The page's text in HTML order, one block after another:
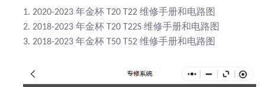
1. 2020-2023 年金杯 T20 T22 维修手册和电路图
2. 2018-2023 年金杯 T20 T22S 维修手册和电路图
3. 2018-2023 年金杯 T50 T52 维修手册和电路图